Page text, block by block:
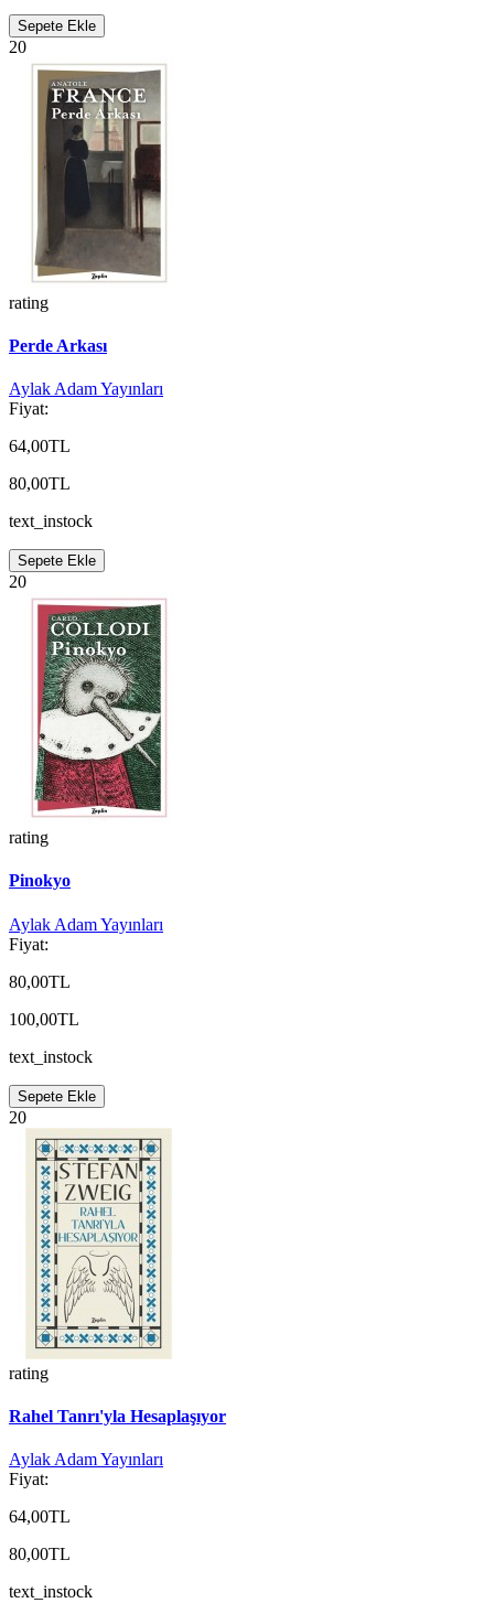
Sepete Ekle
20
rating
Perde Arkası
Aylak Adam Yayınları
Fiyat:
64,00TL
80,00TL
text_instock
Sepete Ekle
20
rating
Pinokyo
Aylak Adam Yayınları
Fiyat:
80,00TL
100,00TL
text_instock
Sepete Ekle
20
rating
Rahel Tanrı'yla Hesaplaşıyor
Aylak Adam Yayınları
Fiyat:
64,00TL
80,00TL
text_instock